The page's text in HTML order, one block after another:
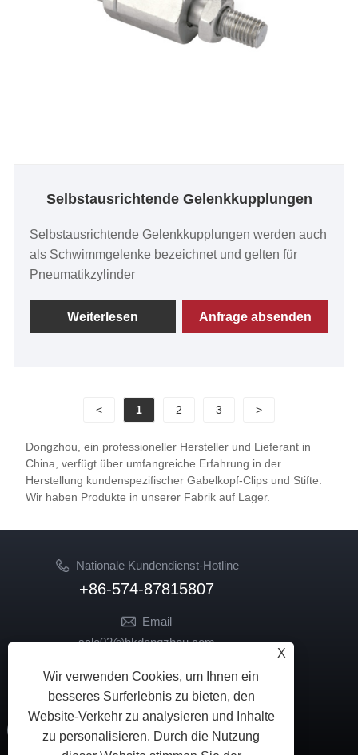
Selbstausrichtende Gelenkkupplungen
Selbstausrichtende Gelenkkupplungen werden auch
als Schwimmgelenke bezeichnet und gelten für
Pneumatikzylinder
Weiterlesen Anfrage absenden
< 1 2 3 >
Dongzhou, ein professioneller Hersteller und Lieferant in
China, verfügt über umfangreiche Erfahrung in der
Herstellung kundenspezifischer Gabelkopf-Clips und Stifte.
Wir haben Produkte in unserer Fabrik auf Lager.
Nationale Kundendienst-Hotline
+86-574-87815807
Email
sale02@hkdongzhou.com
FOLGEN SIE UNS
X
Wir verwenden Cookies, um Ihnen ein
besseres Surferlebnis zu bieten, den
Website-Verkehr zu analysieren und Inhalte
zu personalisieren. Durch die Nutzung